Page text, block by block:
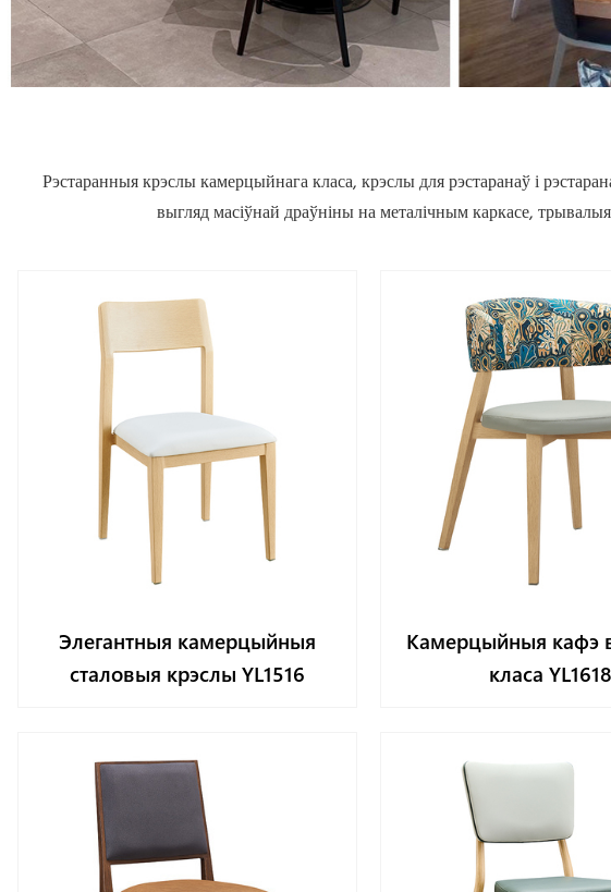
Рэстаранныя крэслы камерцыйнага класа, крэслы для рэстаранаў і
выгляд масіўнай драўніны на металічным каркасе,
Элегантныя камерцыйныя
сталовыя крэслы YL1516
Камерцыйныя кафэ
класа YL1618